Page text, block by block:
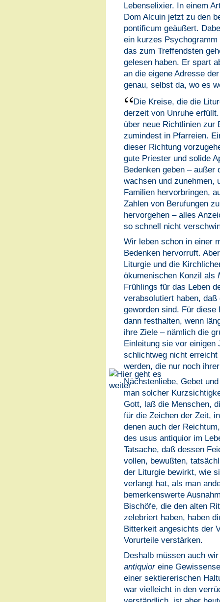
Lebenselixier. In einem
Dom Alcuin jetzt zu den
pontificum geäußert.
ein kurzes
das zum Treffendsten
gelesen haben. Er spart
an die eigene Adresse
genau, selbst da, wo es
Die Kreise, die die
derzeit von Unruhe
über neue Richtlinien zur
zumindest in Pfarreien.
dieser Richtung
gute Priester und solide
Bedenken geben –
wachsen und zunehmen,
Familien hervorbringen,
Zahlen von Berufungen
hervorgehen – alles
so schnell nicht
Wir leben schon in einer
Bedenken hervorruft.
Liturgie und die
ökumenischen Konzil als
Frühlings für das Leben
verabsolutiert haben,
geworden sind. Für diese
dann festhalten, wenn
ihre Ziele – nämlich die
Einleitung sie vor einigen
schlichtweg nicht
werden, die nur noch
Nächstenliebe, Gebet
man solcher
Gott, laß die Menschen,
für die Zeichen der Zeit,
denen auch der
des usus antiquior im
Tatsache, daß dessen
vollen, bewußten,
der Liturgie bewirkt, wie
verlangt hat, als man
bemerkenswerte
Bischöfe, die den alten
zelebriert haben, haben
Bitterkeit angesichts der
Vorurteile verstärken.
Deshalb müssen auch
antiquioreine
einer sektiererischen
war vielleicht in den